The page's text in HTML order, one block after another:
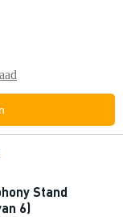
Stand
6)